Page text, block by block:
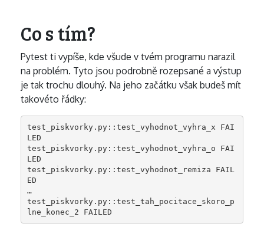
Co s tím?
Pytest ti vypíše, kde všude v tvém programu narazil
na problém. Tyto jsou podrobně rozepsané a výstup
je tak trochu dlouhý. Na jeho začátku však budeš mít
takovéto řádky:
test_piskvorky.py::test_vyhodnot_vyhra_x FAI
LED
test_piskvorky.py::test_vyhodnot_vyhra_o FAI
LED
test_piskvorky.py::test_vyhodnot_remiza FAIL
ED
…
test_piskvorky.py::test_tah_pocitace_skoro_p
lne_konec_2 FAILED